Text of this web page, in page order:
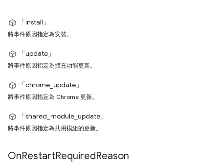
「install」
將事件原因指定為安裝。
「update」
將事件原因指定為擴充功能更新。
「chrome_update」
將事件原因指定為 Chrome 更新。
「shared_module_update」
將事件原因指定為共用模組的更新。
OnRestartRequiredReason